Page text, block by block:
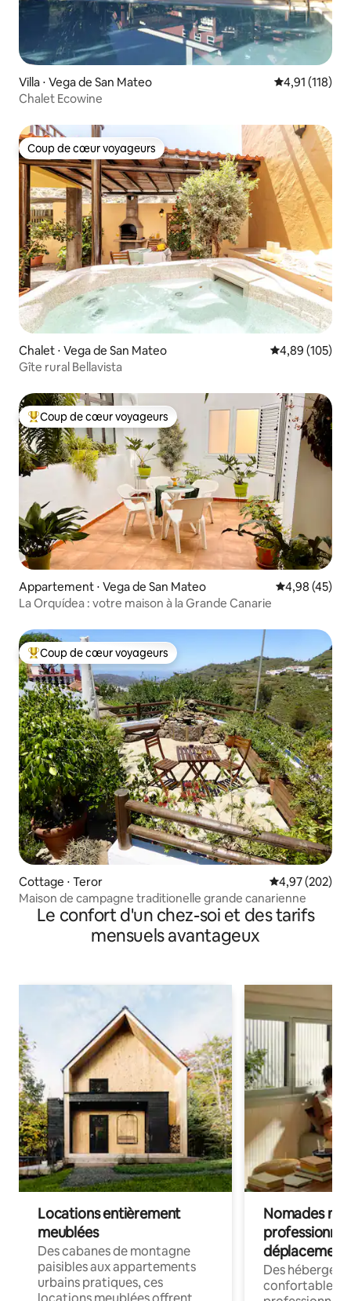
Villa ⋅ Vega de San Mateo Évaluation
4,91 (118)
Chalet Ecowine
Coup de cœur voyageurs
Coup de cœur voyageurs
Chalet ⋅ Vega de San Mateo Évaluation
4,89 (105)
Gîte rural Bellavista
Coups de cœur voyageurs les plus appréciés
Coup de cœur voyageurs
Appartement ⋅ Vega de San Mateo Évaluation
4,98 (45)
La Orquídea : votre maison à la Grande Canarie
Coups de cœur voyageurs les plus appréciés
Coup de cœur voyageurs
Cottage ⋅ Teror Évaluation
4,97 (202)
Maison de campagne traditionelle grande canarienne
Le confort d'un chez-soi et des tarifs
mensuels avantageux
Locations entièrement
meublées
Des cabanes de montagne
paisibles aux appartements
urbains pratiques, ces
Nomades
déplacement
Des
confortables